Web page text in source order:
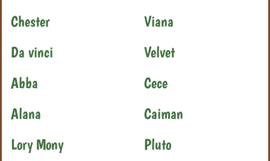
Chester
Viana
Da vinci
Velvet
Abba
Cece
Alana
Caiman
Lory Mony
Pluto